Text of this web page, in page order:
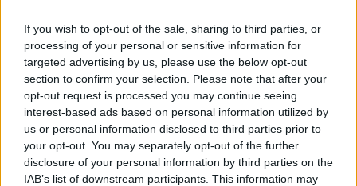
If you wish to opt-out of the sale, sharing to third parties, or
processing of your personal or sensitive information for
targeted advertising by us, please use the below opt-out
section to confirm your selection. Please note that after your
opt-out request is processed you may continue seeing
interest-based ads based on personal information utilized by
us or personal information disclosed to third parties prior to
your opt-out. You may separately opt-out of the further
disclosure of your personal information by third parties on the
IAB’s list of downstream participants. This information may
Ροή ειδήσεων
Την Παρασκευή 21 Αυγούστου η τελετή εγκαινίων
του νέου Περιφερειακού Πολυδύναμου Ιατρείου
Γενναδίου παρουσία του Άδωνι Γεωργιάδη